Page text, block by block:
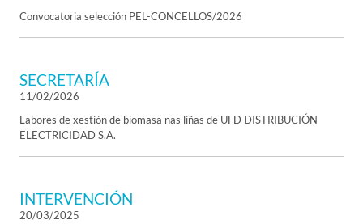
Convocatoria selección PEL-CONCELLOS/2026
SECRETARÍA
11/02/2026
Labores de xestión de biomasa nas liñas de UFD DISTRIBUCIÓN
ELECTRICIDAD S.A.
INTERVENCIÓN
20/03/2025